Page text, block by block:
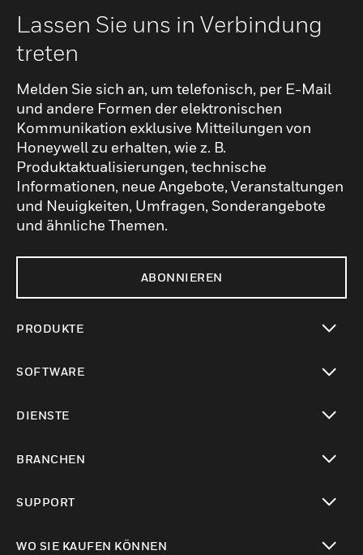
Lassen Sie uns in Verbindung
treten
Melden Sie sich an, um telefonisch, per E-Mail
und andere Formen der elektronischen
Kommunikation exklusive Mitteilungen von
Honeywell zu erhalten, wie z. B.
Produktaktualisierungen, technische
Informationen, neue Angebote, Veranstaltungen
und Neuigkeiten, Umfragen, Sonderangebote
und ähnliche Themen.
ABONNIEREN
PRODUKTE
SOFTWARE
DIENSTE
BRANCHEN
SUPPORT
WO SIE KAUFEN KÖNNEN